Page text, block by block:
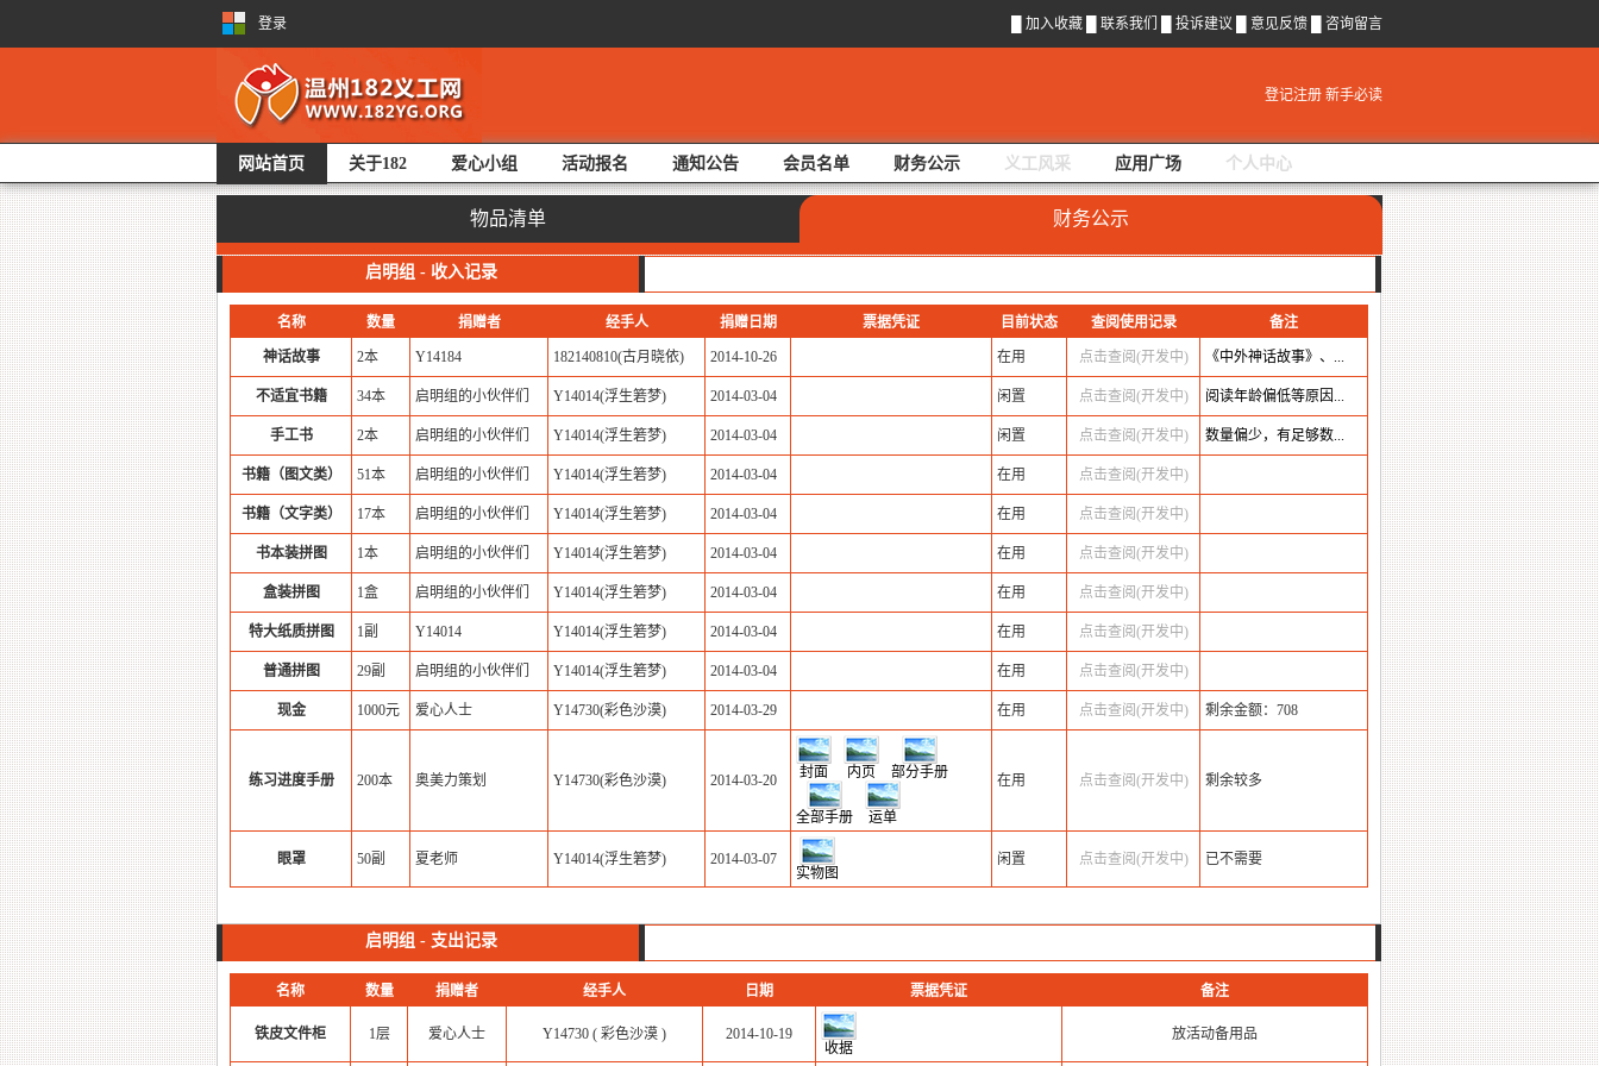
登录 加入收藏 联系我们 投诉建议 意见反馈 咨询留言
登记注册 新手必读
网站首页 关于182 爱心小组 活动报名 通知公告 会员名单 财务公示 义工风采 应用广场 个人中心
物品清单 财务公示
启明组 - 收入记录
名称 数量 捐赠者 经手人 捐赠日期 票据凭证 目前状态 查阅使用记录 备注
神话故事 2本 Y14184 182140810(古月晓依) 2014-10-26 在用 点击查阅(开发中) 《中外神话故事》、...
不适宜书籍 34本 启明组的小伙伴们 Y14014(浮生箬梦) 2014-03-04 闲置 点击查阅(开发中) 阅读年龄偏低等原因...
手工书 2本 启明组的小伙伴们 Y14014(浮生箬梦) 2014-03-04 闲置 点击查阅(开发中) 数量偏少，有足够数...
书籍（图文类） 51本 启明组的小伙伴们 Y14014(浮生箬梦) 2014-03-04 在用 点击查阅(开发中)
书籍（文字类） 17本 启明组的小伙伴们 Y14014(浮生箬梦) 2014-03-04 在用 点击查阅(开发中)
书本装拼图 1本 启明组的小伙伴们 Y14014(浮生箬梦) 2014-03-04 在用 点击查阅(开发中)
盒装拼图 1盒 启明组的小伙伴们 Y14014(浮生箬梦) 2014-03-04 在用 点击查阅(开发中)
特大纸质拼图 1副 Y14014 Y14014(浮生箬梦) 2014-03-04 在用 点击查阅(开发中)
普通拼图 29副 启明组的小伙伴们 Y14014(浮生箬梦) 2014-03-04 在用 点击查阅(开发中)
现金 1000元 爱心人士 Y14730(彩色沙漠) 2014-03-29 在用 点击查阅(开发中) 剩余金额：708
练习进度手册 200本 奥美力策划 Y14730(彩色沙漠) 2014-03-20 封面 内页 部分手册
全部手册 运单
在用 点击查阅(开发中) 剩余较多
眼罩 50副 夏老师 Y14014(浮生箬梦)
2014-03-07
实物图
闲置 点击查阅(开发中) 已不需要
启明组 - 支出记录
名称 数量 捐赠者 经手人 日期 票据凭证 备注
铁皮文件柜 1层 爱心人士 Y14730 ( 彩色沙漠 )
2014-10-19
收据
放活动备用品